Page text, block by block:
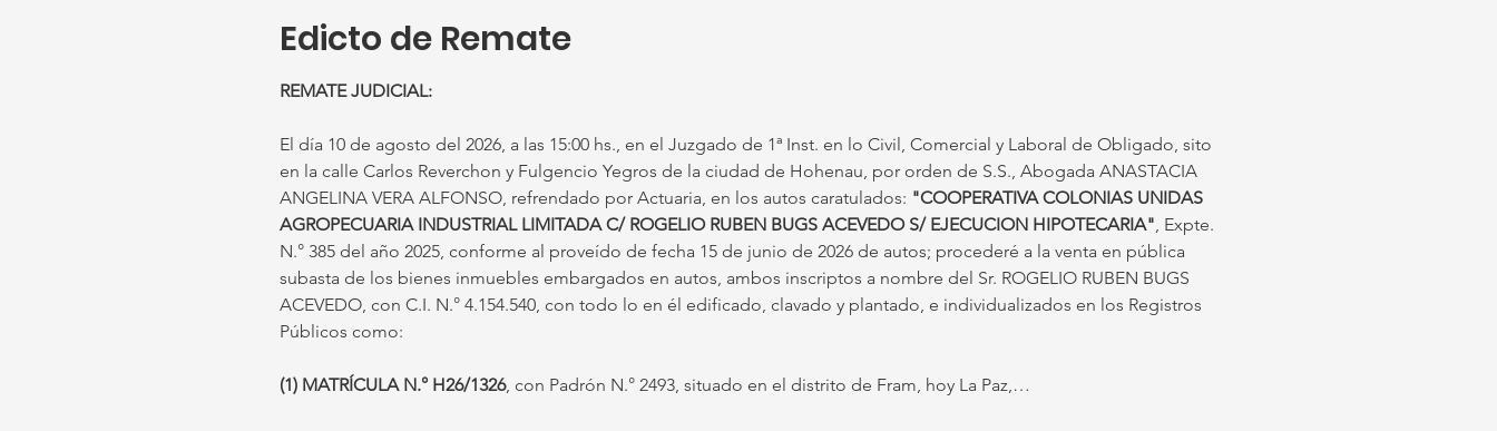
Edicto de Remate
REMATE JUDICIAL:
El día 10 de agosto del 2026, a las 15:00 hs., en el Juzgado de 1ª Inst. en lo Civil, Comercial y Laboral de Obligado, sito
en la calle Carlos Reverchon y Fulgencio Yegros de la ciudad de Hohenau, por orden de S.S., Abogada ANASTACIA
ANGELINA VERA ALFONSO, refrendado por Actuaria, en los autos caratulados: "COOPERATIVA COLONIAS UNIDAS
AGROPECUARIA INDUSTRIAL LIMITADA C/ ROGELIO RUBEN BUGS ACEVEDO S/ EJECUCION HIPOTECARIA" , Expte.
N.° 385 del año 2025, conforme al proveído de fecha 15 de junio de 2026 de autos; procederé a la venta en pública
subasta de los bienes inmuebles embargados en autos, ambos inscriptos a nombre del Sr. ROGELIO RUBEN BUGS
ACEVEDO, con C.I. N.° 4.154.540, con todo lo en él edificado, clavado y plantado, e individualizados en los Registros
Públicos como:
(1) MATRÍCULA N.° H26/1326, con Padrón N.° 2493, situado en el distrito de Fram, hoy La Paz,…